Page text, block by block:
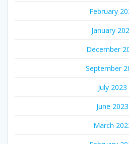
February
January
December
September
July 2023
June 2023
March